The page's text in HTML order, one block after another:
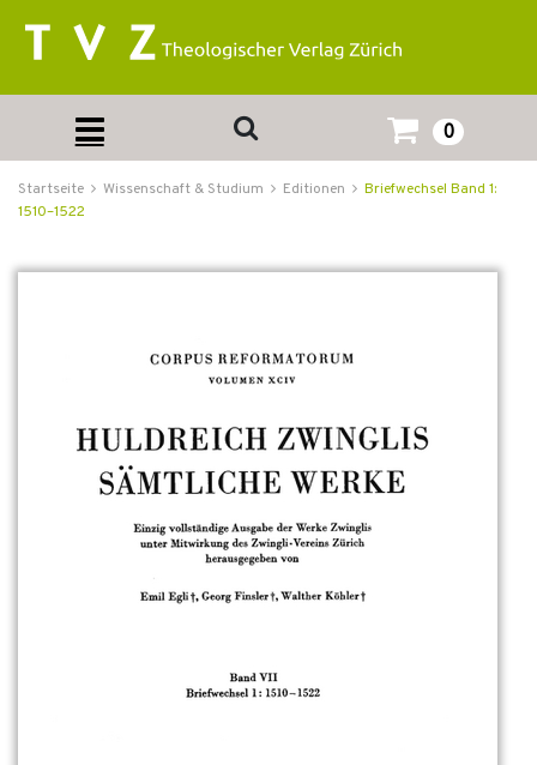
0
Startseite Wissenschaft & Studium Editionen
Briefwechsel Band 1:
1510–1522